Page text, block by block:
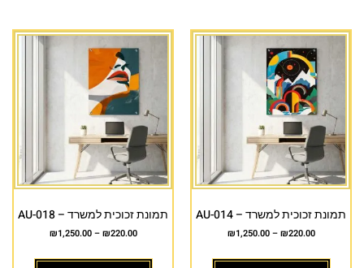
תמונת זכוכית למשרד – AU-014
₪220.00
–
₪1,250.00
תמונת זכוכית למשרד – AU-018
₪220.00
–
₪1,250.00